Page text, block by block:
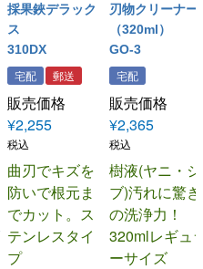
採果鋏デラック
ス
310DX
宅配 郵送
販売価格
¥2,255
税込
曲刃でキズを
防いで根元ま
でカット。ス
テンレスタイ
プ
刃物クリーナー
（320ml）
GO-3
宅配
販売価格
¥2,365
税込
樹液(ヤニ・シ
ブ)汚れに驚き
の洗浄力！
320mlレギュ
ーサイズ